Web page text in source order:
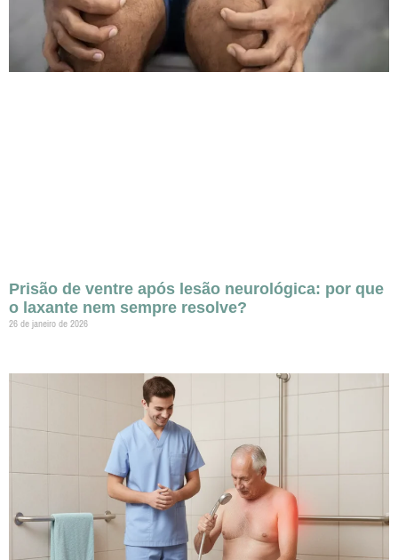
Prisão de ventre após lesão neurológica: por que
o laxante nem sempre resolve?
26 de janeiro de 2026